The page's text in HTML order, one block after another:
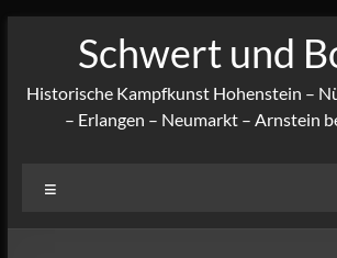
Schwert und
Historische Kampfkunst Hohenstein –
– Erlangen – Neumarkt – Arnstein